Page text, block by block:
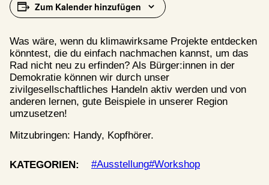
Zum Kalender hinzufügen
Was wäre, wenn du klimawirksame Projekte entdecken
könntest, die du einfach nachmachen kannst, um das
Rad nicht neu zu erfinden? Als Bürger:innen in der
Demokratie können wir durch unser
zivilgesellschaftliches Handeln aktiv werden und von
anderen lernen, gute Beispiele in unserer Region
umzusetzen!
Mitzubringen: Handy, Kopfhörer.
KATEGORIEN: Ausstellung Workshop